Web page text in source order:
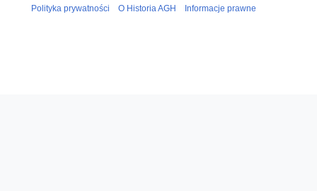
Polityka prywatności O Historia AGH Informacje prawne